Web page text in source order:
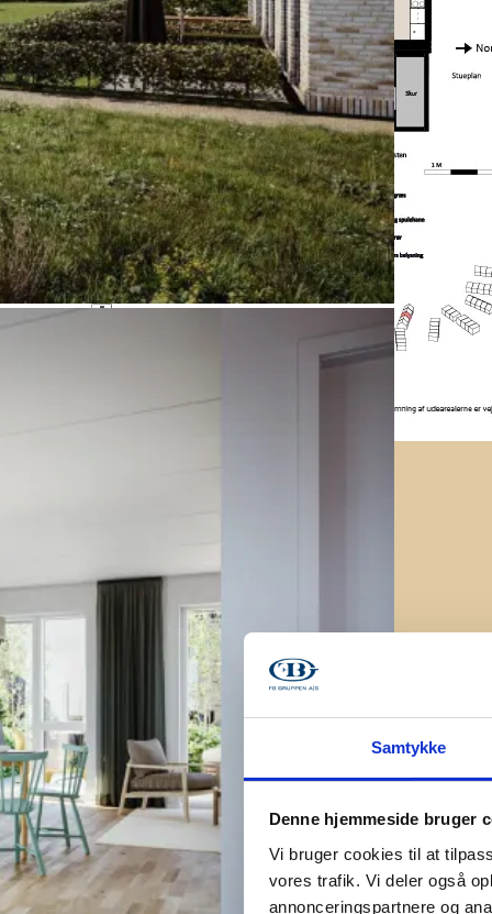
Samtykke
Denne hjemmeside bruger
Vi bruger cookies til at
vores trafik. Vi deler også
annonceringspartnere og
240
m2
og bad
m2